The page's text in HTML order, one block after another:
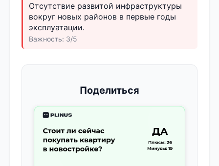
Отсутствие развитой инфраструктуры
вокруг новых районов в первые годы
эксплуатации.
Важность: 3/5
Поделиться